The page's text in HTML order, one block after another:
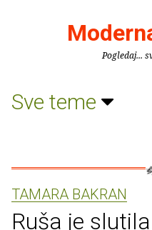
Pogledaj...
Sve teme
TAMARA BAKRAN
Ruša je slutila